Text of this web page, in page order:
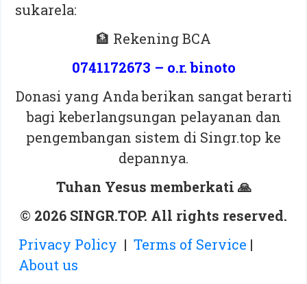
sukarela:
🏦 Rekening BCA
0741172673 – o.r. binoto
Donasi yang Anda berikan sangat berarti
bagi keberlangsungan pelayanan dan
pengembangan sistem di Singr.top ke
depannya.
Tuhan Yesus memberkati 🙏
© 2026 SINGR.TOP. All rights reserved.
Privacy Policy | Terms of Service |
About us